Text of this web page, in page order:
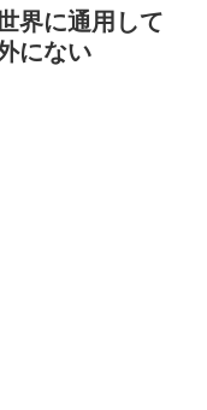
界に通用して
にない